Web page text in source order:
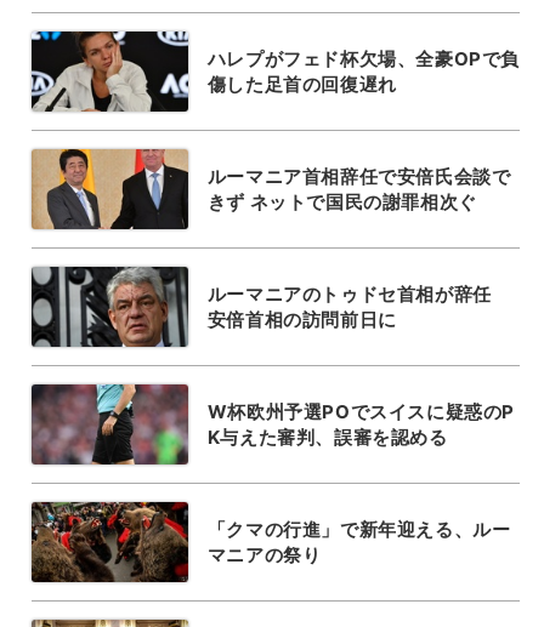
ハレプがフェド杯欠場、全豪OPで負
傷した足首の回復遅れ
ルーマニア首相辞任で安倍氏会談で
きず ネットで国民の謝罪相次ぐ
ルーマニアのトゥドセ首相が辞任
安倍首相の訪問前日に
W杯欧州予選POでスイスに疑惑のP
K与えた審判、誤審を認める
「クマの行進」で新年迎える、ルー
マニアの祭り